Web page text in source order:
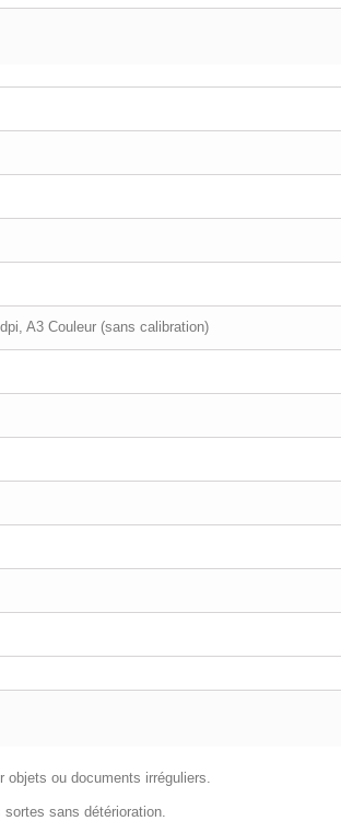
A3 Couleur (sans calibration)
objets ou documents irréguliers
sans détérioration.